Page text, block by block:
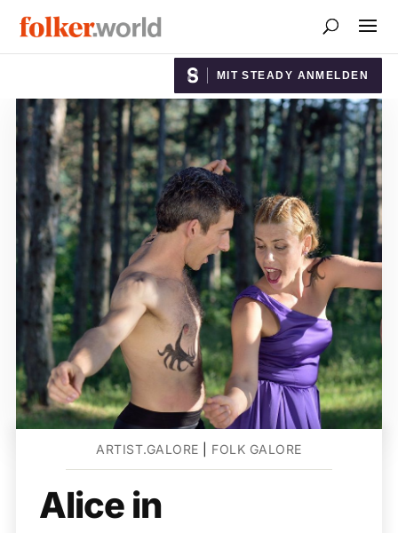
MIT STEADY ANMELDEN
ARTIST.GALORE FOLK GALORE
Alice in